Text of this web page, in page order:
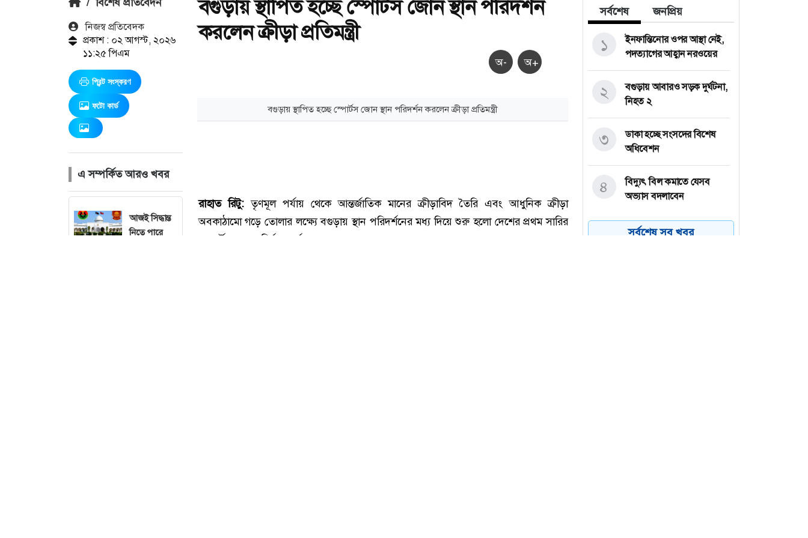
নিজস্ব প্রতিবেদক
প্রকাশ : ০২ আগস্ট, ২০২৬
১১:২৫ পিএম
প্রিন্ট সংস্করণ
ফটো কার্ড
এ সম্পর্কিত আরও খবর
আজই সিদ্ধান্ত
নিতে পারে
বগুড়ায় স্থাপিত হচ্ছে স্পোর্টস জোন স্থান পরিদর্শন
করলেন ক্রীড়া প্রতিমন্ত্রী
অ- অ+
সর্বশেষ জনপ্রিয়
ইনফান্তিনোর ওপর আস্থা নেই,
পদত্যাগের আহ্বান নরওয়ের
১
বগুড়ায় আবারও সড়ক দুর্ঘটনা,
নিহত ২
২
ডাকা হচ্ছে সংসদের বিশেষ
অধিবেশন
৩
বিদ্যুৎ বিল কমাতে যেসব
অভ্যাস বদলাবেন
৪
ভারতের আসামে বন্যায়
সর্বশেষ সব খবর